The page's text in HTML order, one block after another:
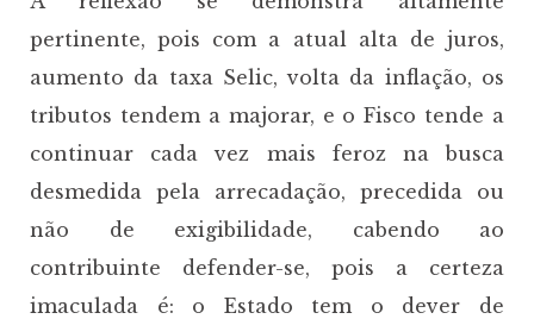
pertinente, pois com a atual alta de juros,
aumento da taxa Selic, volta da inflação, os
tributos tendem a majorar, e o Fisco tende a
continuar cada vez mais feroz na busca
desmedida pela arrecadação, precedida ou
não de exigibilidade, cabendo ao
contribuinte defender-se, pois a certeza
imaculada é: o Estado tem o dever de